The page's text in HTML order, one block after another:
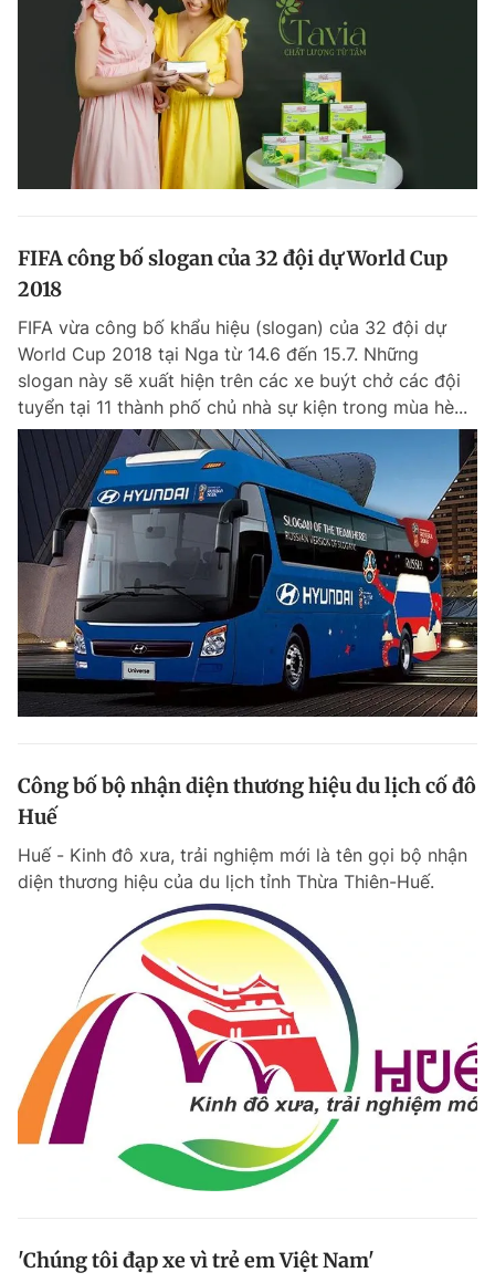
FIFA công bố slogan của 32 đội dự World Cup
2018
FIFA vừa công bố khẩu hiệu (slogan) của 32 đội dự
World Cup 2018 tại Nga từ 14.6 đến 15.7. Những
slogan này sẽ xuất hiện trên các xe buýt chở các đội
tuyển tại 11 thành phố chủ nhà sự kiện trong mùa hè...
Công bố bộ nhận diện thương hiệu du lịch cố đô
Huế
Huế - Kinh đô xưa, trải nghiệm mới là tên gọi bộ nhận
diện thương hiệu của du lịch tỉnh Thừa Thiên-Huế.
'Chúng tôi đạp xe vì trẻ em Việt Nam'